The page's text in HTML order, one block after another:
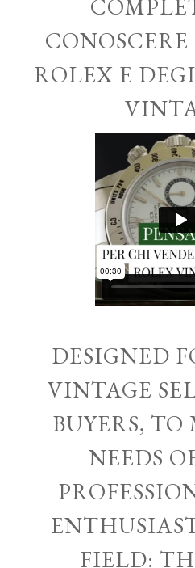
ROLEX E
DESIGNED
VINTAGE
BUYERS,
NEEDS
FIELD: